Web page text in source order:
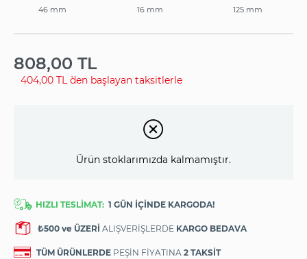
46 mm 16 mm 125 mm
808,00 TL
404,00 TL `den başlayan taksitlerle
Ürün stoklarımızda kalmamıştır.
HIZLI TESLİMAT: 1 GÜN İÇİNDE KARGODA!
₺500 ve ÜZERİ ALIŞVERİŞLERDE KARGO BEDAVA
TÜM ÜRÜNLERDE PEŞİN FİYATINA 2 TAKSİT